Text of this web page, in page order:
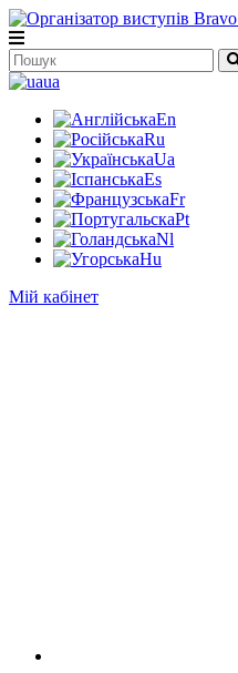
ua
En
Ru
Ua
Es
Fr
Pt
Nl
Hu
Мій кабінет